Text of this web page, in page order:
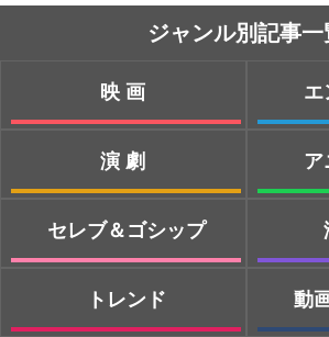
ジャンル別記事一
映画
演劇
セレブ＆ゴシップ
トレンド
エ
ア
動